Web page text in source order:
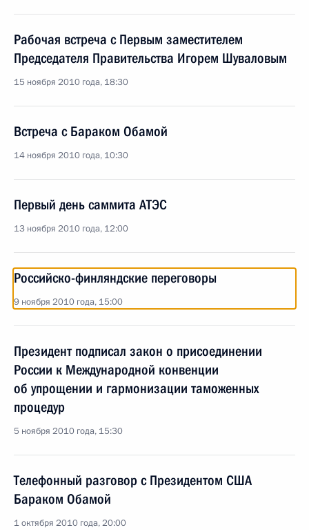
Рабочая встреча с Первым заместителем
Председателя Правительства Игорем Шуваловым
15 ноября 2010 года, 18:30
Встреча с Бараком Обамой
14 ноября 2010 года, 10:30
Первый день саммита АТЭС
13 ноября 2010 года, 12:00
Российско-финляндские переговоры
9 ноября 2010 года, 15:00
Президент подписал закон о присоединении
России к Международной конвенции
об упрощении и гармонизации таможенных
процедур
5 ноября 2010 года, 15:30
Телефонный разговор с Президентом США
Бараком Обамой
1 октября 2010 года, 20:00